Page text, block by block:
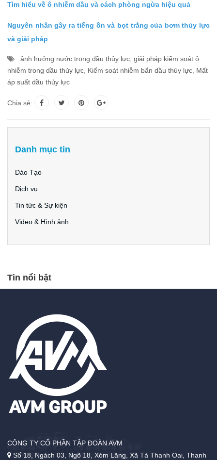
Tìm hiểu về ô nhiễm dầu và cách phòng ngừa hiệu quả
Nguyên nhân gây ra tiếng ồn và bọt trắng của bơm thủy lực
và giải pháp
ảnh hưởng nước trong dầu thủy lực giải pháp kiểm soát ô
nhiễm trong dầu thủy lực Kiểm soát nhiễm bẩn dầu thủy lực Mất
áp suất dầu thủy lực
Chia sẻ:
Danh mục tin
Đào Tạo
Dịch vụ
Tin tức & Sự kiện
Video & Hình ảnh
Tin nổi bật
CÔNG TY CỔ PHẦN TẬP ĐOÀN AVM
Số 18, Ngách 03, Ngõ 18, Xóm Lăng, Xã Tả Thanh Oai, Thanh